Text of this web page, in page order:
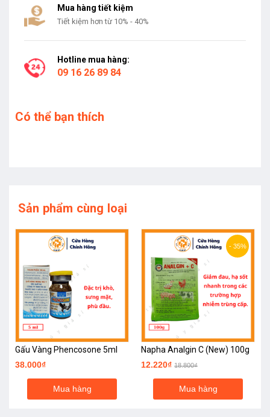
Mua hàng tiết kiệm
Tiết kiệm hơn từ 10% - 40%
Hotline mua hàng:
09 16 26 89 84
Có thể bạn thích
Sản phẩm cùng loại
Gấu Vàng Phencosone 5ml
38.000₫
Mua hàng
- 35%
Napha Analgin C (New) 100g
12.220₫ 18.800₫
Mua hàng